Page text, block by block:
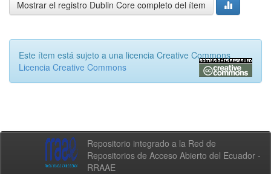
Mostrar el registro Dublin Core completo del ítem
Este ítem está sujeto a una licencia Creative Commons
Licencia Creative Commons
Repositorio integrado a la Red de
Repositorios de Acceso Abierto del Ecuador -
RRAAE